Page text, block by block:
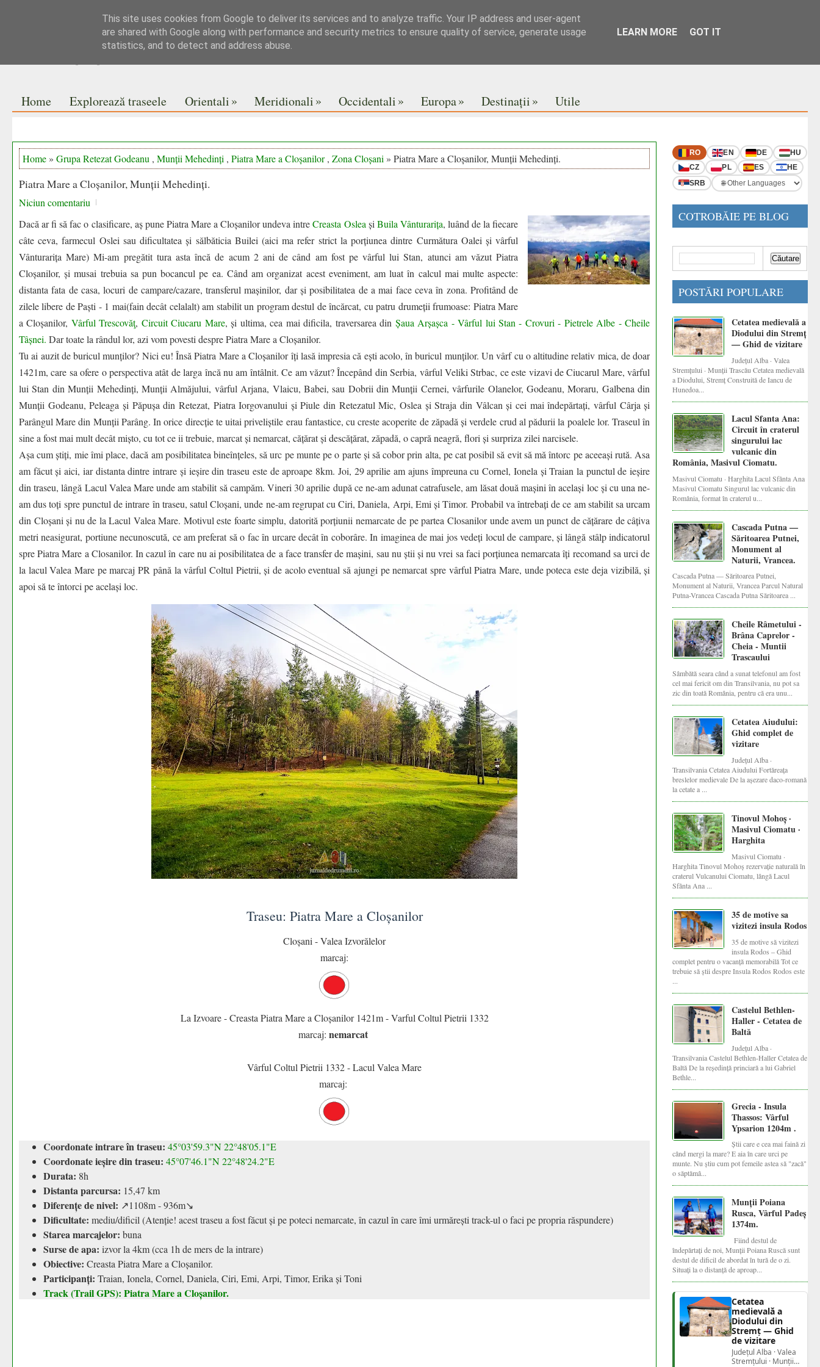
Jurnal de drumeții
Home Explorează traseele Orientali» Meridionali» Occidentali» Europa» Destinații» Utile
Home » Grupa Retezat Godeanu , Munții Mehedinți , Piatra Mare a Cloșanilor, Zona Cloșani » Piatra Mare a Cloșanilor, Munții Mehedinți.
Piatra Mare a Cloșanilor, Munții Mehedinți.
Niciun comentariu
Dacă ar fi să fac o clasificare, aș pune Piatra Mare a Cloșanilor undeva intreCreasta Oslea și Buila Vânturarița, luând de la fiecare
câte ceva, farmecul Oslei sau dificultatea și sălbăticia Builei (aici ma refer strict la porțiunea dintre Curmătura Oalei și vârful
Vânturarița Mare) Mi-am pregătit tura asta încă de acum 2 ani de când am fost pe vârful lui Stan, atunci am văzut Piatra
Cloșanilor, și musai trebuia sa pun bocancul pe ea. Când am organizat acest eveniment, am luat în calcul mai multe aspecte:
distanta fata de casa, locuri de campare/cazare, transferul mașinilor, dar și posibilitatea de a mai face ceva în zona. Profitând de
zilele libere de Paști - 1 mai(fain decât celalalt) am stabilit un program destul de încărcat, cu patru drumeții frumoase: Piatra Mare
a Cloșanilor, Vârful Trescovăţ, Circuit Ciucaru Mare, și ultima, cea mai dificila, traversarea din Șaua Arșașca - Vârful lui Stan - Crovuri - Pietrele Albe - Cheile
Tâșnei. Dar toate la rândul lor, azi vom povesti despre Piatra Mare a Cloșanilor.
Tu ai auzit de buricul munților? Nici eu! Însă Piatra Mare a Cloșanilor îți lasă impresia că ești acolo, în buricul munților. Un vârf cu o altitudine relativ mica, de doar
1421m, care sa ofere o perspectiva atât de larga încă nu am întâlnit. Ce am văzut? Începând din Serbia, vârful Veliki Strbac, ce este vizavi de Ciucarul Mare, vârful
lui Stan din Munții Mehedinți, Munții Almăjului, vârful Arjana, Vlaicu, Babei, sau Dobrii din Munții Cernei, vârfurile Olanelor, Godeanu, Moraru, Galbena din
Munții Godeanu, Peleaga și Păpușa din Retezat, Piatra Iorgovanului și Piule din Retezatul Mic, Oslea și Straja din Vâlcan și cei mai îndepărtați, vârful Cârja și
Parângul Mare din Munții Parâng. In orice direcție te uitai priveliștile erau fantastice, cu creste acoperite de zăpadă și verdele crud al pădurii la poalele lor. Traseul în
sine a fost mai mult decât mișto, cu tot ce ii trebuie, marcat și nemarcat, cățărat și descățărat, zăpadă, o capră neagră, flori și surpriza zilei narcisele.
Așa cum știți, mie îmi place, dacă am posibilitatea bineînțeles, să urc pe munte pe o parte și să cobor prin alta, pe cat posibil să evit să mă întorc pe aceeași rută. Asa
am făcut și aici, iar distanta dintre intrare și ieșire din traseu este de aproape 8km. Joi, 29 aprilie am ajuns împreuna cu Cornel, Ionela și Traian la punctul de ieșire
din traseu, lângă Lacul Valea Mare unde am stabilit să campăm. Vineri 30 aprilie după ce ne-am adunat catrafusele, am lăsat două mașini în același loc și cu una ne-
am dus toți spre punctul de intrare în traseu, satul Cloșani, unde ne-am regrupat cu Ciri, Daniela, Arpi, Emi și Timor. Probabil va întrebați de ce am stabilit sa urcam
din Cloșani și nu de la Lacul Valea Mare. Motivul este foarte simplu, datorită porțiunii nemarcate de pe partea Closanilor unde avem un punct de cățărare de câțiva
metri neasigurat, portiune necunoscută, ce am preferat să o fac în urcare decât în coborâre. In imaginea de mai jos vedeți locul de campare, și lângă stâlp indicatorul
spre Piatra Mare a Closanilor. In cazul în care nu ai posibilitatea de a face transfer de mașini, sau nu știi și nu vrei sa faci porțiunea nemarcata îți recomand sa urci de
la lacul Valea Mare pe marcaj PR până la vârful Coltul Pietrii, și de acolo eventual să ajungi pe nemarcat spre vârful Piatra Mare, unde poteca este deja vizibilă, și
apoi să te întorci pe același loc.
Traseu: Piatra Mare a Cloșanilor
Cloșani - Valea Izvorălelor
marcaj:
La Izvoare - Creasta Piatra Mare a Cloșanilor 1421m - Varful Coltul Pietrii 1332
marcaj: nemarcat
Vârful Coltul Pietrii 1332 - Lacul Valea Mare
marcaj:
Coordonate intrare în traseu: 45°03'59.3"N 22°48'05.1"E
Coordonate ieșire din traseu: 45°07'46.1"N 22°48'24.2"E
Durata: 8h
Distanta parcursa: 15,47 km
Diferențe de nivel: ↗1108m - 936m↘
Dificultate: mediu/dificil (Atenție! acest traseu a fost făcut și pe poteci nemarcate, în cazul în care îmi urmărești track-ul o faci pe propria răspundere)
Starea marcajelor: buna
Surse de apa: izvor la 4km (cca 1h de mers de la intrare)
Obiective: Creasta Piatra Mare a Cloșanilor.
Participanți: Traian, Ionela, Cornel, Daniela, Ciri, Emi, Arpi, Timor, Erika și Toni
Track (Trail GPS): Piatra Mare a Cloșanilor.
RO EN DE
HU
CZ
PL ES
HE
SRB
COTROBĂIE PE BLOG
POSTĂRI POPULARE
Cetatea medievală a
Diodului din Stremț
— Ghid de vizitare
Județul Alba · Valea
Stremțului · Munții Trascău Cetatea medievală
a Diodului, Stremț Construită de Iancu de
Hunedoa...
Lacul Sfanta Ana:
Circuit în craterul
singurului lac
vulcanic din
România, Masivul Ciomatu.
Masivul Ciomatu · Harghita Lacul Sfânta Ana
Masivul Ciomatu Singurul lac vulcanic din
România, format în craterul u...
Cascada Putna —
Săritoarea Putnei,
Monument al
Naturii, Vrancea.
Cascada Putna — Săritoarea Putnei,
Monument al Naturii, Vrancea Parcul Natural
Putna-Vrancea Cascada Putna Săritoarea ...
Cheile Râmetului -
Brâna Caprelor -
Cheia - Muntii
Trascaului
Sâmbătă seara când a sunat telefonul am fost
cel mai fericit om din Transilvania, nu pot sa
zic din toată România, pentru că era unu...
Cetatea Aiudului:
Ghid complet de
vizitare
Județul Alba ·
Transilvania Cetatea Aiudului Fortăreața
breslelor medievale De la așezare daco-romană
la cetate a ...
Tinovul Mohoș ·
Masivul Ciomatu ·
Harghita
Masivul Ciomatu ·
Harghita Tinovul Mohoș rezervație naturală în
craterul Vulcanului Ciomatu, lângă Lacul
Sfânta Ana ...
35 de motive sa
vizitezi insula Rodos
35 de motive să vizitezi
insula Rodos – Ghid
complet pentru o vacanță memorabilă Tot ce
trebuie să știi despre Insula Rodos Rodos este
...
Castelul Bethlen-
Haller - Cetatea de
Baltă
Județul Alba ·
Transilvania Castelul Bethlen-Haller Cetatea de
Baltă De la reședință princiară a lui Gabriel
Bethle...
Grecia - Insula
Thassos: Vârful
Ypsarion 1204m .
Știi care e cea mai faină zi
când mergi la mare? E aia în care urci pe
munte. Nu știu cum pot femeile astea să "zacă"
o săptămâ...
Munții Poiana
Rusca, Vârful Padeș
1374m.
Fiind destul de
îndepărtați de noi, Munții Poiana Ruscă sunt
destul de dificil de abordat în tură de o zi.
Situați la o distanță de aproap...
Cetatea
medievală a
Diodului din
Stremț — Ghid
de vizitare
Județul Alba · Valea
Stremțului · Munții
This site uses cookies from Google to deliver its services and to analyze traffic. Your IP address and user-agent
are shared with Google along with performance and security metrics to ensure quality of service, generate usage
statistics, and to detect and address abuse.
LEARN MORE GOT IT